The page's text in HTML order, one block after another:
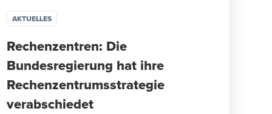
AKTUELLES
Rechenzentren: Die
Bundesregierung hat ihre
Rechenzentrumsstrategie
verabschiedet